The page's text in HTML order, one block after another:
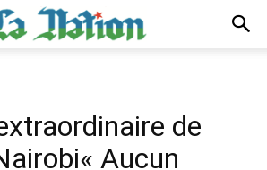
de
Aucun